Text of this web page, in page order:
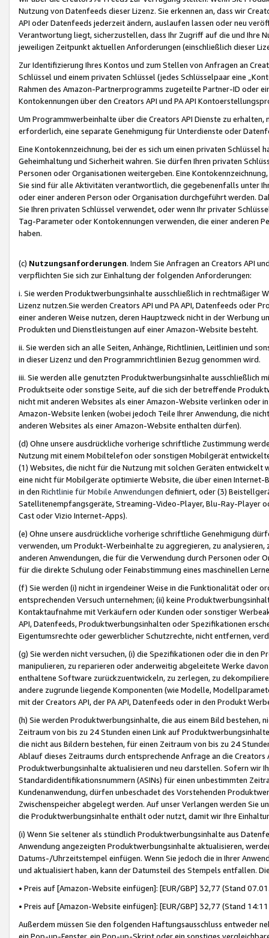
Nutzung von Datenfeeds dieser Lizenz. Sie erkennen an, dass wir
API oder Datenfeeds jederzeit ändern, auslaufen lassen oder neu
Verantwortung liegt, sicherzustellen, dass Ihr Zugriff auf die und Ihre
jeweiligen Zeitpunkt aktuellen Anforderungen (einschließlich dieser
Zur Identifizierung Ihres Kontos und zum Stellen von Anfragen an
Schlüssel und einem privaten Schlüssel (jedes Schlüsselpaar eine
Rahmen des Amazon-Partnerprogramms zugeteilte Partner-ID oder
Kontokennungen über den Creators API und PA API
Um Programmwerbeinhalte über die Creators API Dienste zu
erforderlich, eine separate Genehmigung für Unterdienste oder
Eine Kontokennzeichnung, bei der es sich um einen privaten
Geheimhaltung und Sicherheit wahren. Sie dürfen Ihren privaten
Personen oder Organisationen weitergeben. Eine
Sie sind für alle Aktivitäten verantwortlich, die gegebenenfalls unter
oder einer anderen Person oder Organisation durchgeführt werden.
Sie Ihren privaten Schlüssel verwendet, oder wenn Ihr privater
Tag-Parameter oder Kontokennungen verwenden, die einer anderen
haben.
(c) Nutzungsanforderungen. Indem Sie Anfragen an Creators API
verpflichten Sie sich zur Einhaltung der folgenden Anforderungen:
i. Sie werden Produktwerbungsinhalte ausschließlich in rechtmäßiger
Lizenz nutzen.Sie werden Creators API und PA API, Datenfeeds oder
einer anderen Weise nutzen, deren Hauptzweck nicht in der Werbung
Produkten und Dienstleistungen auf einer Amazon-Website besteht.
ii. Sie werden sich an alle Seiten, Anhänge, Richtlinien, Leitlinien und
in dieser Lizenz und den Programmrichtlinien Bezug genommen wird.
iii. Sie werden alle genutzten Produktwerbungsinhalte ausschließlich
Produktseite oder sonstige Seite, auf die sich der betreffende
nicht mit anderen Websites als einer Amazon-Website verlinken oder
Amazon-Website lenken (wobei jedoch Teile Ihrer Anwendung, die
anderen Websites als einer Amazon-Website enthalten dürfen).
(d) Ohne unsere ausdrückliche vorherige schriftliche Zustimmung
Nutzung mit einem Mobiltelefon oder sonstigen Mobilgerät
(1) Websites, die nicht für die Nutzung mit solchen Geräten
eine nicht für Mobilgeräte optimierte Website, die über einen
in den Richtlinie für Mobile Anwendungen definiert, oder (3)
Satellitenempfangsgeräte, Streaming-Video-Player, Blu-Ray-Player
Cast oder Vizio Internet-Apps).
(e) Ohne unsere ausdrückliche vorherige schriftliche Genehmigung
verwenden, um Produkt-Werbeinhalte zu aggregieren, zu
anderen Anwendungen, die für die Verwendung durch Personen
für die direkte Schulung oder Feinabstimmung eines maschinellen
(f) Sie werden (i) nicht in irgendeiner Weise in die Funktionalität oder
entsprechenden Versuch unternehmen; (ii) keine
Kontaktaufnahme mit Verkäufern oder Kunden oder sonstiger
API, Datenfeeds, Produktwerbungsinhalten oder Spezifikationen
Eigentumsrechte oder gewerblicher Schutzrechte, nicht entfernen,
(g) Sie werden nicht versuchen, (i) die Spezifikationen oder die in
manipulieren, zu reparieren oder anderweitig abgeleitete Werke
enthaltene Software zurückzuentwickeln, zu zerlegen, zu
andere zugrunde liegende Komponenten (wie Modelle,
mit der Creators API, der PA API, Datenfeeds oder in den Produkt
(h) Sie werden Produktwerbungsinhalte, die aus einem Bild bestehen,
Zeitraum von bis zu 24 Stunden einen Link auf
die nicht aus Bildern bestehen, für einen Zeitraum von bis zu 24
Ablauf dieses Zeitraums durch entsprechende Anfrage an die
Produktwerbungsinhalte aktualisieren und neu darstellen. Sofern wir
Standardidentifikationsnummern (ASINs) für einen unbestimmten
Kundenanwendung, dürfen unbeschadet des Vorstehenden
Zwischenspeicher abgelegt werden. Auf unser Verlangen werden Sie
die Produktwerbungsinhalte enthält oder nutzt, damit wir Ihre
(i) Wenn Sie seltener als stündlich Produktwerbungsinhalte aus
Anwendung angezeigten Produktwerbungsinhalte aktualisieren,
Datums-/Uhrzeitstempel einfügen. Wenn Sie jedoch die in Ihrer
und aktualisiert haben, kann der Datumsteil des Stempels entfallen.
• Preis auf [Amazon-Website einfügen]: [EUR/GBP] 32,77 (Stand
• Preis auf [Amazon-Website einfügen]: [EUR/GBP] 32,77 (Stand
Außerdem müssen Sie den folgenden Haftungsausschluss entweder
ein Pop-up-Fenster, ein Pop-up-Skript oder ein sonstiges